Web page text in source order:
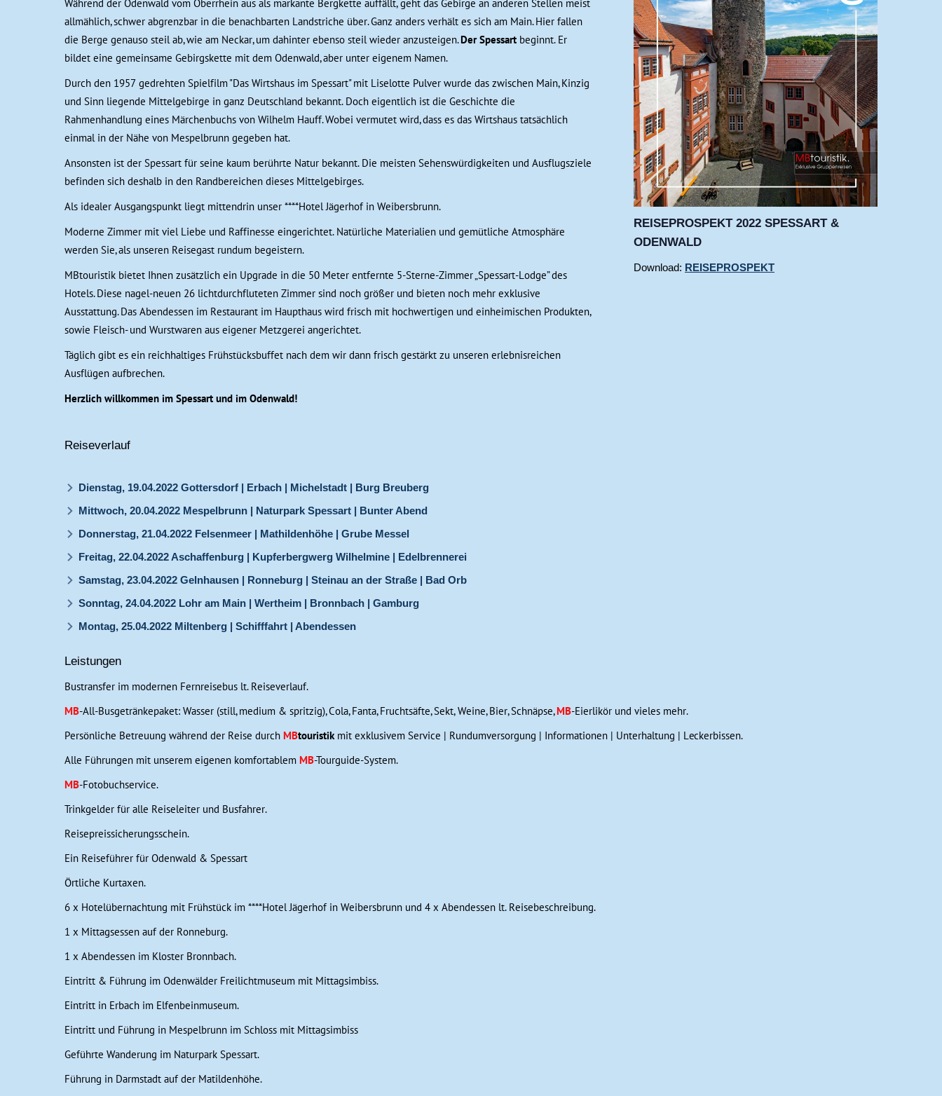
REISEPROSPEKT 2022 SPESSART &
ODENWALD
Download: REISEPROSPEKT
Während der Odenwald vom Oberrhein aus als markante Bergkette auffällt, geht das Gebirge an anderen Stellen meist
allmählich, schwer abgrenzbar in die benachbarten Landstriche über. Ganz anders verhält es sich am Main. Hier fallen
die Berge genauso steil ab, wie am Neckar, um dahinter ebenso steil wieder anzusteigen.Der Spessart beginnt. Er
bildet eine gemeinsame Gebirgskette mit dem Odenwald, aber unter eigenem Namen.
Durch den 1957 gedrehten Spielfilm "Das Wirtshaus im Spessart" mit Liselotte Pulver wurde das zwischen Main, Kinzig
und Sinn liegende Mittelgebirge in ganz Deutschland bekannt. Doch eigentlich ist die Geschichte die
Rahmenhandlung eines Märchenbuchs von Wilhelm Hauff. Wobei vermutet wird, dass es das Wirtshaus tatsächlich
einmal in der Nähe von Mespelbrunn gegeben hat.
Ansonsten ist der Spessart für seine kaum berührte Natur bekannt. Die meisten Sehenswürdigkeiten und Ausflugsziele
befinden sich deshalb in den Randbereichen dieses Mittelgebirges.
Als idealer Ausgangspunkt liegt mittendrin unser ****Hotel Jägerhof in Weibersbrunn.
Moderne Zimmer mit viel Liebe und Raffinesse eingerichtet. Natürliche Materialien und gemütliche Atmosphäre
werden Sie, als unseren Reisegast rundum begeistern.
MBtouristik bietet Ihnen zusätzlich ein Upgrade in die 50 Meter entfernte 5-Sterne-Zimmer „Spessart-Lodge” des
Hotels. Diese nagel-neuen 26 lichtdurchfluteten Zimmer sind noch größer und bieten noch mehr exklusive
Ausstattung. Das Abendessen im Restaurant im Haupthaus wird frisch mit hochwertigen und einheimischen Produkten,
sowie Fleisch- und Wurstwaren aus eigener Metzgerei angerichtet.
Täglich gibt es ein reichhaltiges Frühstücksbuffet nach dem wir dann frisch gestärkt zu unseren erlebnisreichen
Ausflügen aufbrechen.
Herzlich willkommen im Spessart und im Odenwald!
Reiseverlauf
Dienstag, 19.04.2022 Gottersdorf | Erbach | Michelstadt | Burg Breuberg
Mittwoch, 20.04.2022 Mespelbrunn | Naturpark Spessart | Bunter Abend
Donnerstag, 21.04.2022 Felsenmeer | Mathildenhöhe | Grube Messel
Freitag, 22.04.2022 Aschaffenburg | Kupferbergwerg Wilhelmine | Edelbrennerei
Samstag, 23.04.2022 Gelnhausen | Ronneburg | Steinau an der Straße | Bad Orb
Sonntag, 24.04.2022 Lohr am Main | Wertheim | Bronnbach | Gamburg
Montag, 25.04.2022 Miltenberg | Schifffahrt | Abendessen
Leistungen
Bustransfer im modernen Fernreisebus lt. Reiseverlauf.
MB-All-Busgetränkepaket: Wasser (still, medium & spritzig), Cola, Fanta, Fruchtsäfte, Sekt, Weine, Bier, Schnäpse,MB-Eierlikör und vieles mehr.
Persönliche Betreuung während der Reise durch MBtouristikmit exklusivem Service | Rundumversorgung | Informationen | Unterhaltung | Leckerbissen.
Alle Führungen mit unserem eigenen komfortablem MB-Tourguide-System.
MB-Fotobuchservice.
Trinkgelder für alle Reiseleiter und Busfahrer.
Reisepreissicherungsschein.
Ein Reiseführer für Odenwald & Spessart
Örtliche Kurtaxen.
6 x Hotelübernachtung mit Frühstück im ****Hotel Jägerhof in Weibersbrunn und 4 x Abendessen lt. Reisebeschreibung.
1 x Mittagsessen auf der Ronneburg.
1 x Abendessen im Kloster Bronnbach.
Eintritt & Führung im Odenwälder Freilichtmuseum mit Mittagsimbiss.
Eintritt in Erbach im Elfenbeinmuseum.
Eintritt und Führung in Mespelbrunn im Schloss mit Mittagsimbiss
Geführte Wanderung im Naturpark Spessart.
Führung in Darmstadt auf der Matildenhöhe.